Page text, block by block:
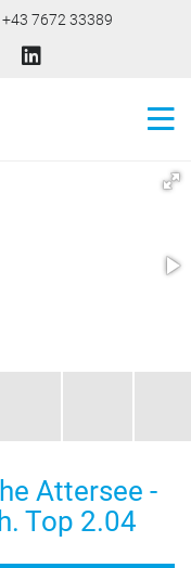
7672 33389
Attersee -
Top 2.04